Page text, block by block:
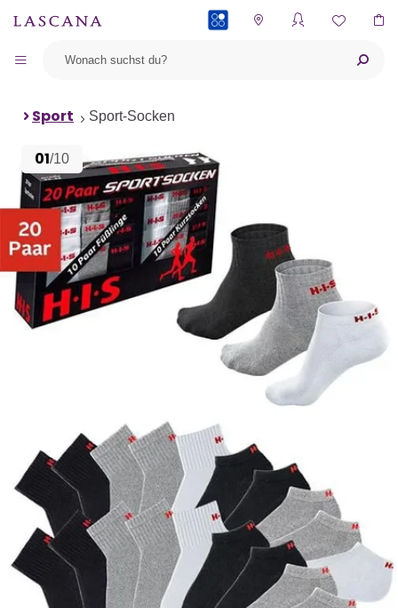
Sport Sport-Socken
01/10